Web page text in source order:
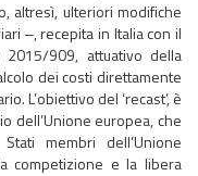
altresì, ulteriori modifiche
‒, recepita in Italia con il
909, attuativo della
dei costi direttamente
L’obiettivo del ‘recast’, è
dell’Unione europea, che
membri dell’Unione
competizione e la libera